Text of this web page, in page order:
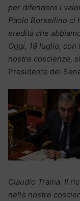
per difendere i
Paolo Borsellino ci
eredità che
Oggi, 19 luglio,
nostre coscienze,
Presidente del
Claudio Traina. Il
nelle nostre